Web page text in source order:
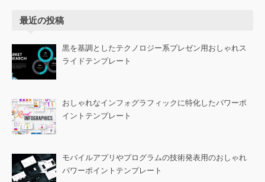
最近の投稿
黒を基調としたテクノロジー系プレゼン用おしゃれス
ライドテンプレート
おしゃれなインフォグラフィックに特化したパワーポ
イントテンプレート
モバイルアプリやプログラムの技術発表用のおしゃれ
パワーポイントテンプレート